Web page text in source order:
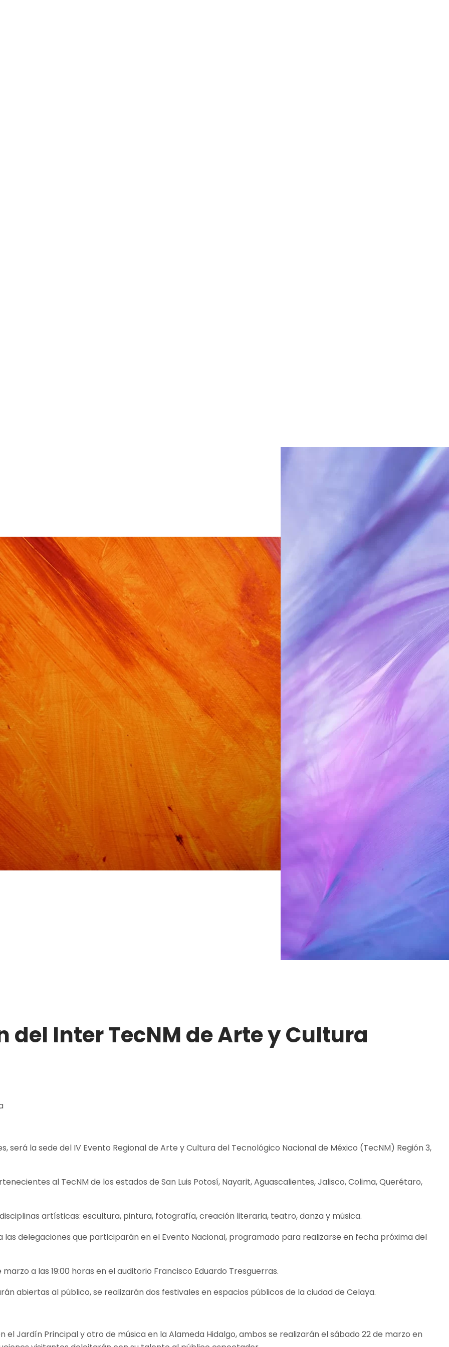
Inter TecNM de Arte y Cultura
será la sede del IV Evento Regional de Arte y Cultura del Tecnológico Nacional de México (TecNM) Región 3,
al TecNM de los estados de San Luis Potosí, Nayarit, Aguascalientes, Jalisco, Colima, Querétaro,
artísticas: escultura, pintura, fotografía, creación literaria, teatro, danza y música.
delegaciones que participarán en el Evento Nacional, programado para realizarse en fecha próxima del
a las 19:00 horas en el auditorio Francisco Eduardo Tresguerras.
abiertas al público, se realizarán dos festivales en espacios públicos de la ciudad de Celaya.
el Jardín Principal y otro de música en la Alameda Hidalgo, ambos se realizarán el sábado 22 de marzo en